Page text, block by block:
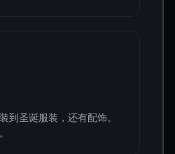
到圣诞服装，还有配饰。